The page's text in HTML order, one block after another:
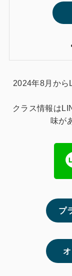
2024年8月から
クラス情報は
味が
プ